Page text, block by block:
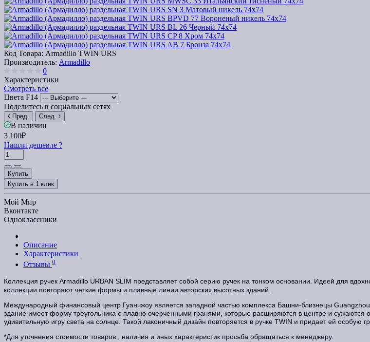
Код Товара: Armadillo TWIN URS
Производитель: Armadillo
0
Характеристики
Смотреть все
Цвета F14
Поделитесь в социальных сетях
Пред. След.
В наличии
3 100₽
Нашли дешевле ?
Купить
Купить в 1 клик
Мой Мир
Вконтакте
Одноклассники
Описание
Характеристики
Отзывы 0
Коллекция ручек Armadillo URBAN SLIM представляет собой серию ручек на тонком основании. Идеей для
коллекции повторяют четкие формы и плавные линии авторских высотных зданий.
Международный финансовый центр Гуанчжоу является западной частью комплекса Башни-близнецы
здание имеет форму треугольника с плавно очерченными гранями, которые расширяются в центре и
удивительную игру света на солнце. Такой лаконичный дизайн повторяется в ручке TWIN и придает ей особую
*Для уточнения стоимости товаров , наличия и иных характеристик просьба обращаться к менеджеру.